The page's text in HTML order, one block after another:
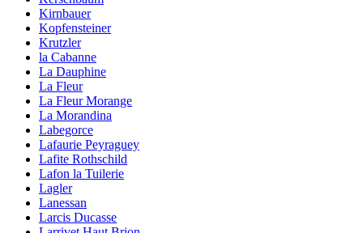
Kirnbauer
Kopfensteiner
Krutzler
la Cabanne
La Dauphine
La Fleur
La Fleur Morange
La Morandina
Labegorce
Lafaurie Peyraguey
Lafite Rothschild
Lafon la Tuilerie
Lagler
Lanessan
Larcis Ducasse